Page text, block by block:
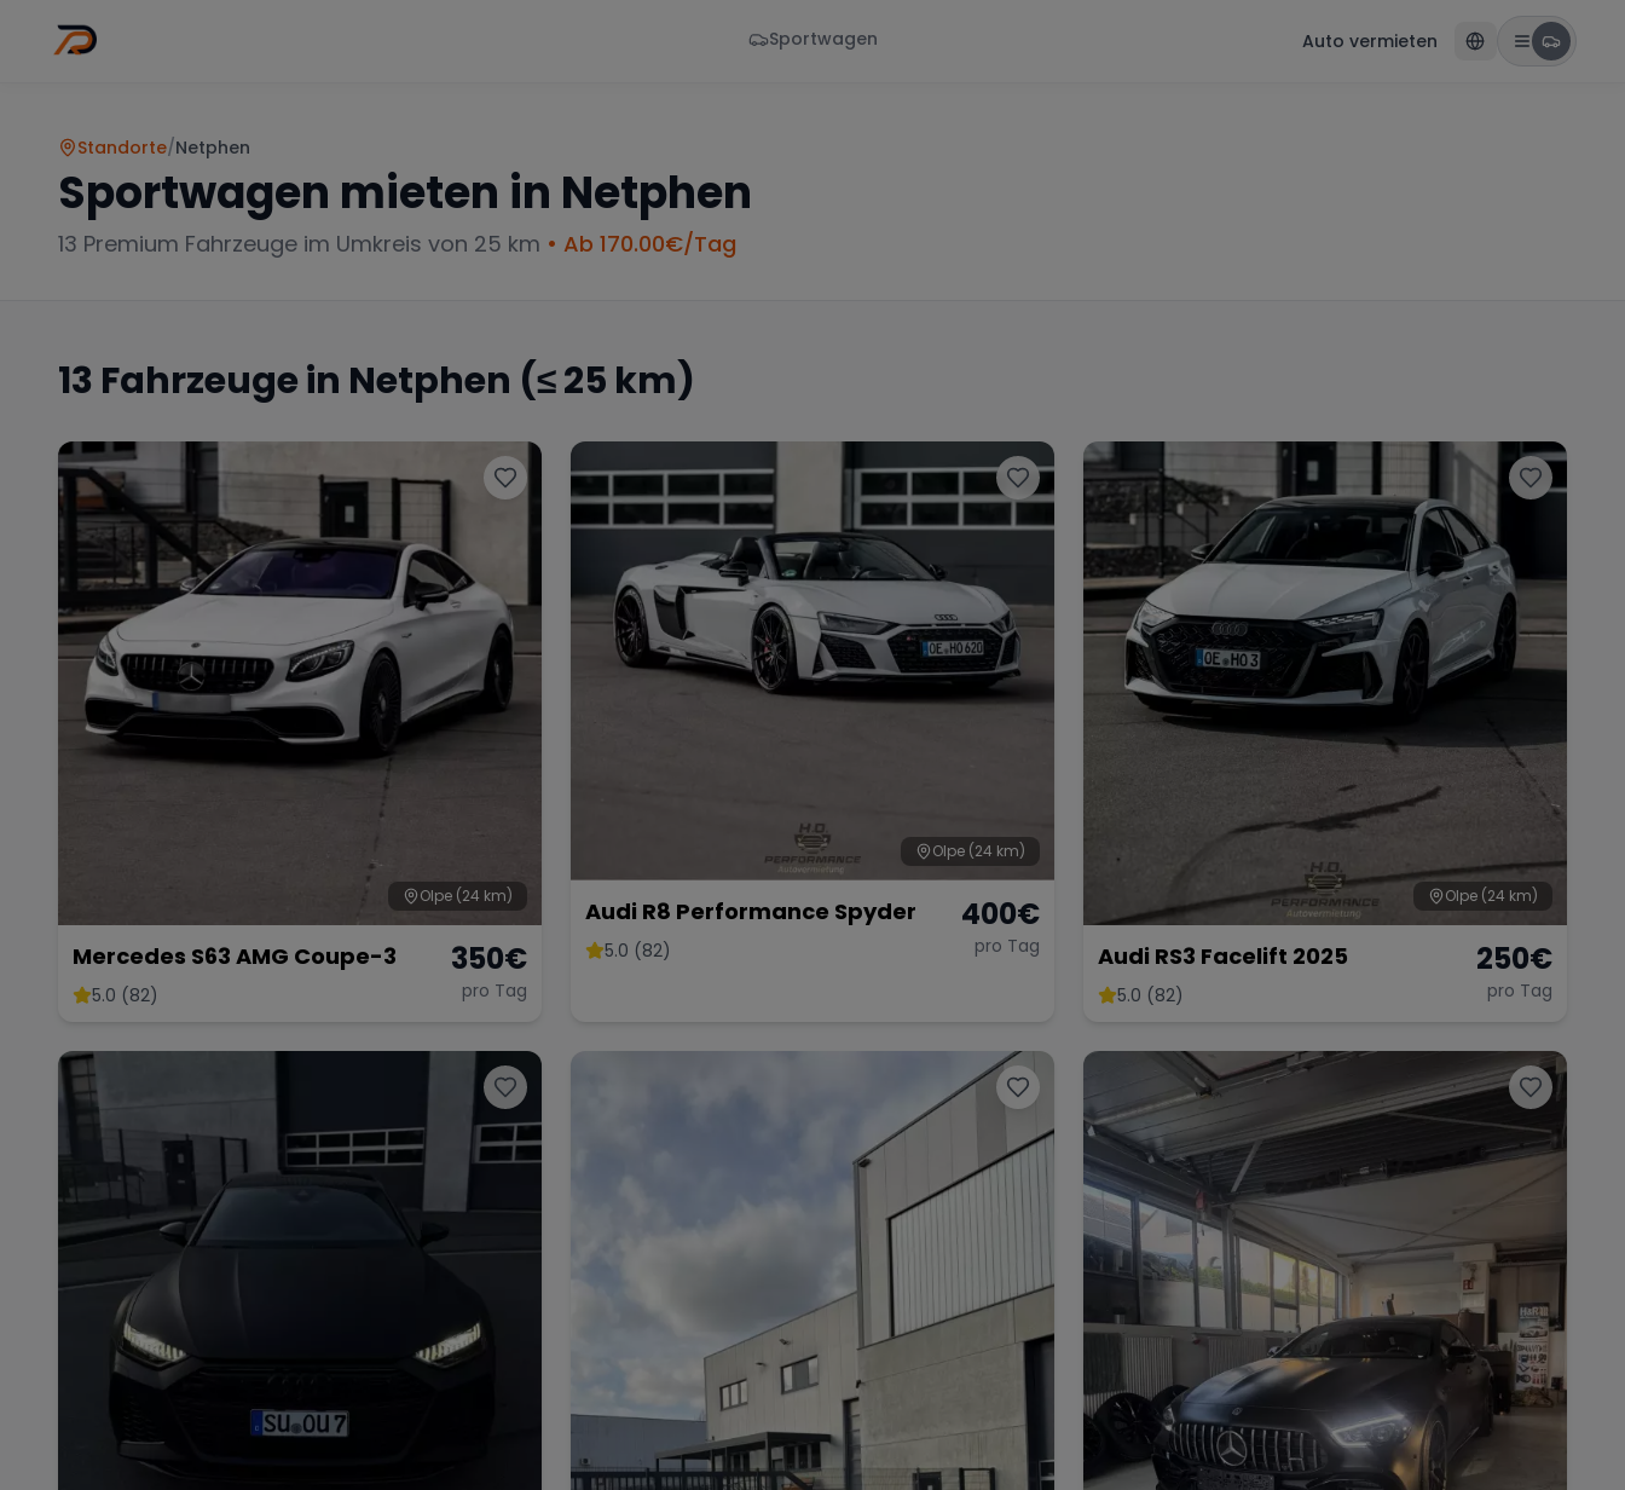
Sportwagen Auto vermieten
Standorte/Netphen
Sportwagen mieten in Netphen
13 Premium Fahrzeuge im Umkreis von 25 km • Ab 170.00€/Tag
13 Fahrzeuge in Netphen (≤ 25 km)
Olpe (24 km)
Mercedes S63 AMG Coupe-3
5.0 (82)
350€
pro Tag
Olpe (24 km)
Audi R8 Performance Spyder
5.0 (82)
400€
pro Tag
Olpe (24 km)
Audi RS3 Facelift 2025
5.0 (82)
250€
pro Tag